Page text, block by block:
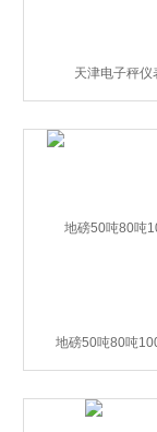
天津电子秤仪
地磅50吨80吨